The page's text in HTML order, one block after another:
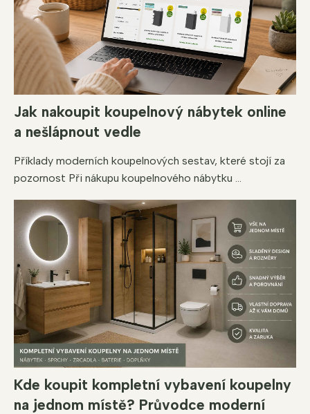
Jak nakoupit koupelnový nábytek online
a nešlápnout vedle
Příklady moderních koupelnových sestav, které stojí za
pozornost Při nákupu koupelnového nábytku ...
Kde koupit kompletní vybavení koupelny
na jednom místě? Průvodce moderní